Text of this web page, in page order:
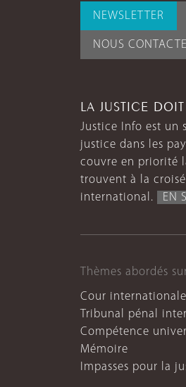
NEWSLETTER
NOUS
LA JUSTICE
Justice Info est un
justice dans les
couvre en priorité
trouvent à la
international.
EN
Thèmes abordés
Cour
Tribunal pénal
Compétence
Mémoire
Impasses pour la